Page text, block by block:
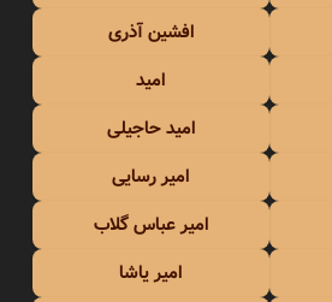
افشین آذری
امید
امید حاجیلی
امیر رسایی
امیر عباس گلاب
امیر یاشا